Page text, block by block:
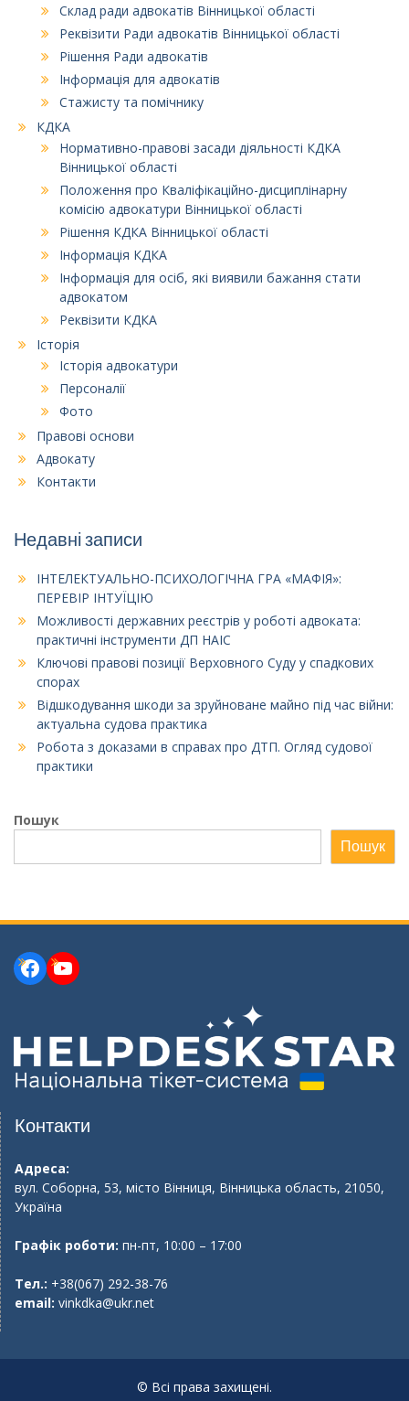
Склад ради адвокатів Вінницької області
Реквізити Ради адвокатів Вінницької області
Рішення Ради адвокатів
Інформація для адвокатів
Стажисту та помічнику
КДКА
Нормативно-правові засади діяльності КДКА
Вінницької області
Положення про Кваліфікаційно-дисциплінарну
комісію адвокатури Вінницької області
Рішення КДКА Вінницької області
Інформація КДКА
Інформація для осіб, які виявили бажання стати
адвокатом
Реквізити КДКА
Історія
Історія адвокатури
Персоналії
Фото
Правові основи
Адвокату
Контакти
Недавні записи
ІНТЕЛЕКТУАЛЬНО-ПСИХОЛОГІЧНА ГРА «МАФІЯ»:
ПЕРЕВІР ІНТУЇЦІЮ
Можливості державних реєстрів у роботі адвоката:
практичні інструменти ДП НАІС
Ключові правові позиції Верховного Суду у спадкових
спорах
Відшкодування шкоди за зруйноване майно під час війни:
актуальна судова практика
Робота з доказами в справах про ДТП. Огляд судової
практики
Пошук
Пошук
Facebook
YouTube
Контакти
Адреса:
вул. Соборна, 53, місто Вінниця, Вінницька область, 21050,
Україна
Графік роботи: пн-пт, 10:00 – 17:00
Тел.: +38(067) 292-38-76
email: vinkdka@ukr.net
© Всі права захищені.